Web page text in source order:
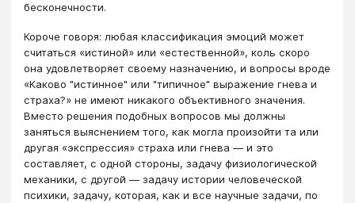
бесконечности.
Короче говоря: любая классификация эмоций может
считаться «истиной» или «естественной», коль скоро
она удовлетворяет своему назначению, и вопросы вроде
«Каково "истинное" или "типичное" выражение гнева и
страха?» не имеют никакого объективного значения.
Вместо решения подобных вопросов мы должны
заняться выяснением того, как могла произойти та или
другая «экспрессия» страха или гнева — и это
составляет, с одной стороны, задачу физиологической
механики, с другой — задачу истории человеческой
психики, задачу, которая, как и все научные задачи, по